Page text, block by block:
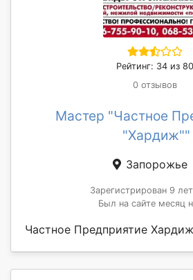
Рейтинг: 34 из 80
0 отзывов
Мастер "Частное
"Хардиж""
Запорожье
Зарегистрирован 9
Был на сайте месяц
Частное Предприятие Хардиж